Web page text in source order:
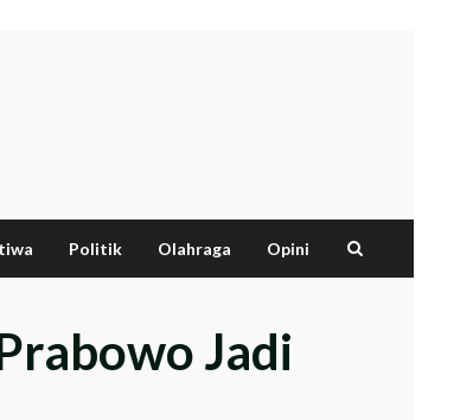
Politik Olahraga Opini
Jadi